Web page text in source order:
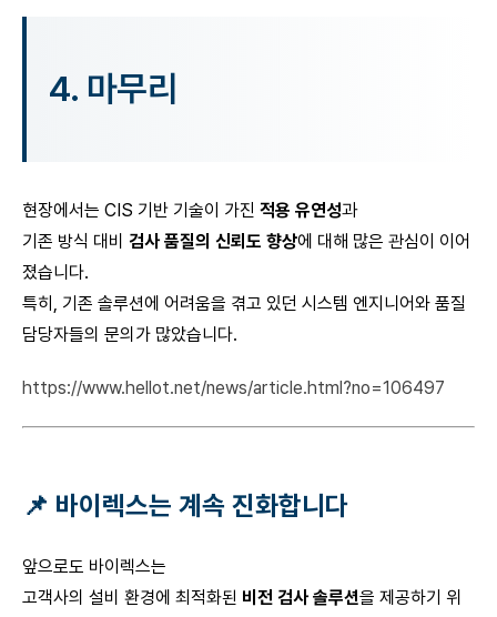
4. 마무리
현장에서는 CIS 기반 기술이 가진 적용 유연성과
기존 방식 대비 검사 품질의 신뢰도 향상에 대해 많은 관심이 이어
졌습니다.
특히, 기존 솔루션에 어려움을 겪고 있던 시스템 엔지니어와 품질
담당자들의 문의가 많았습니다.
https://www.hellot.net/news/article.html?no=106497
📌 바이렉스는 계속 진화합니다
앞으로도 바이렉스는
고객사의 설비 환경에 최적화된 비전 검사 솔루션을 제공하기 위